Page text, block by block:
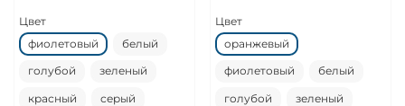
Цвет
фиолетовый
белый
голубой зеленый
красный серый
Цвет
оранжевый
фиолетовый белый
голубой зеленый